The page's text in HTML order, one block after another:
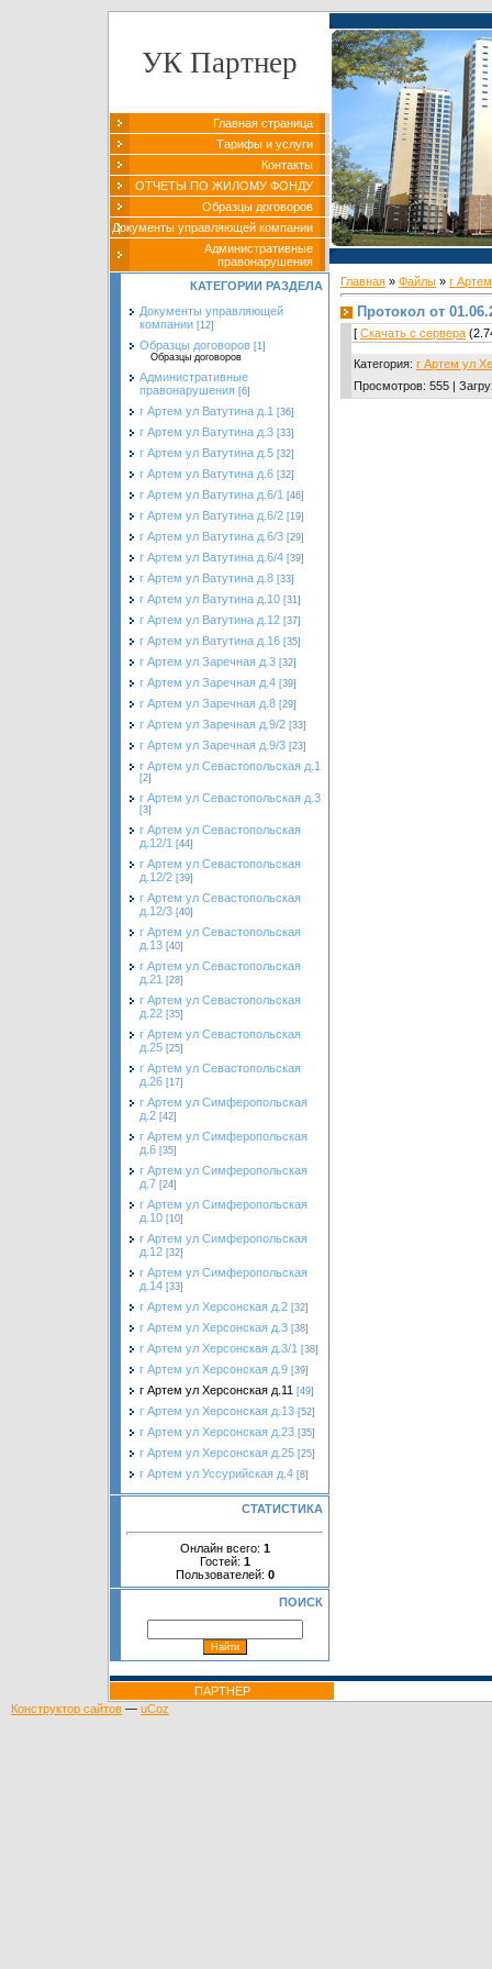
УК Партнер
Главная страница
Тарифы и услуги
Контакты
ОТЧЕТЫ ПО ЖИЛОМУ ФОНДУ
Образцы договоров
Документы управляющей компании
Административные
правонарушения
КАТЕГОРИИ РАЗДЕЛА
Документы управляющей
компании [12]
Образцы договоров [1]
Образцы договоров
Административные
правонарушения [6]
г Артем ул Ватутина д.1 [36]
г Артем ул Ватутина д.3 [33]
г Артем ул Ватутина д.5 [32]
г Артем ул Ватутина д.6 [32]
г Артем ул Ватутина д.6/1 [46]
г Артем ул Ватутина д.6/2 [19]
г Артем ул Ватутина д.6/3 [29]
г Артем ул Ватутина д.6/4 [39]
г Артем ул Ватутина д.8 [33]
г Артем ул Ватутина д.10 [31]
г Артем ул Ватутина д.12 [37]
г Артем ул Ватутина д.16 [35]
г Артем ул Заречная д.3 [32]
г Артем ул Заречная д.4 [39]
г Артем ул Заречная д.8 [29]
г Артем ул Заречная д.9/2 [33]
г Артем ул Заречная д.9/3 [23]
г Артем ул Севастопольская д.1
[2]
г Артем ул Севастопольская д.3
[3]
г Артем ул Севастопольская
д.12/1 [44]
г Артем ул Севастопольская
д.12/2 [39]
г Артем ул Севастопольская
д.12/3 [40]
г Артем ул Севастопольская
д.13 [40]
г Артем ул Севастопольская
д.21 [28]
г Артем ул Севастопольская
д.22 [35]
г Артем ул Севастопольская
д.25 [25]
г Артем ул Севастопольская
д.26 [17]
г Артем ул Симферопольская
д.2 [42]
г Артем ул Симферопольская
д.6 [35]
г Артем ул Симферопольская
д.7 [24]
г Артем ул Симферопольская
д.10 [10]
г Артем ул Симферопольская
д.12 [32]
г Артем ул Симферопольская
д.14 [33]
г Артем ул Херсонская д.2 [32]
г Артем ул Херсонская д.3 [38]
г Артем ул Херсонская д.3/1 [38]
г Артем ул Херсонская д.9 [39]
г Артем ул Херсонская д.11 [49]
г Артем ул Херсонская д.13 [52]
г Артем ул Херсонская д.23 [35]
г Артем ул Херсонская д.25 [25]
г Артем ул Уссурийская д.4 [8]
СТАТИСТИКА
Онлайн всего: 1
Гостей: 1
Пользователей: 0
ПОИСК
Главная » Файлы » г
Протокол от
[ Скачать с сервера
Категория: г Артем ул
Просмотров: 555 |
ПАРТНЕР
Конструктор сайтов — uCoz